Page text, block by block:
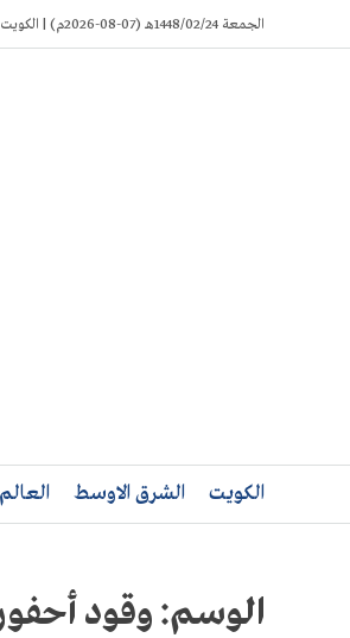
to
الجمعة 1448/02/24هـ (07-08-2026م) | الكويت
الكويت الشرق الاوسط العالم
الوسم: وقود